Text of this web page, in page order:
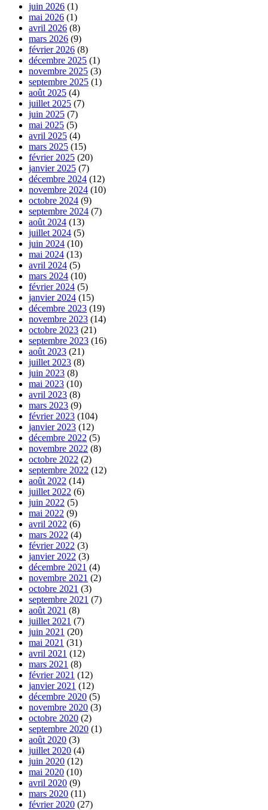
juin 2026 (1)
mai 2026 (1)
avril 2026 (8)
mars 2026 (9)
février 2026 (8)
décembre 2025 (1)
novembre 2025 (3)
septembre 2025 (1)
août 2025 (4)
juillet 2025 (7)
juin 2025 (7)
mai 2025 (5)
avril 2025 (4)
mars 2025 (15)
février 2025 (20)
janvier 2025 (7)
décembre 2024 (12)
novembre 2024 (10)
octobre 2024 (9)
septembre 2024 (7)
août 2024 (13)
juillet 2024 (5)
juin 2024 (10)
mai 2024 (13)
avril 2024 (5)
mars 2024 (10)
février 2024 (5)
janvier 2024 (15)
décembre 2023 (19)
novembre 2023 (14)
octobre 2023 (21)
septembre 2023 (16)
août 2023 (21)
juillet 2023 (8)
juin 2023 (8)
mai 2023 (10)
avril 2023 (8)
mars 2023 (9)
février 2023 (104)
janvier 2023 (12)
décembre 2022 (5)
novembre 2022 (8)
octobre 2022 (2)
septembre 2022 (12)
août 2022 (14)
juillet 2022 (6)
juin 2022 (5)
mai 2022 (9)
avril 2022 (6)
mars 2022 (4)
février 2022 (3)
janvier 2022 (3)
décembre 2021 (4)
novembre 2021 (2)
octobre 2021 (3)
septembre 2021 (7)
août 2021 (8)
juillet 2021 (7)
juin 2021 (20)
mai 2021 (31)
avril 2021 (12)
mars 2021 (8)
février 2021 (12)
janvier 2021 (12)
décembre 2020 (5)
novembre 2020 (3)
octobre 2020 (2)
septembre 2020 (1)
août 2020 (3)
juillet 2020 (4)
juin 2020 (12)
mai 2020 (10)
avril 2020 (9)
mars 2020 (11)
février 2020 (27)